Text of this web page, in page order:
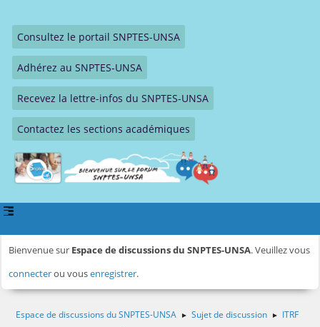
Consultez le portail SNPTES-UNSA
Adhérez au SNPTES-UNSA
Recevez la lettre-infos du SNPTES-UNSA
Contactez les sections académiques
Bienvenue sur Espace de discussions du SNPTES-UNSA. Veuillez vous
connecterou vousenregistrer.
Espace de discussions du SNPTES-UNSA ► Sujet de discussion ► ITRF